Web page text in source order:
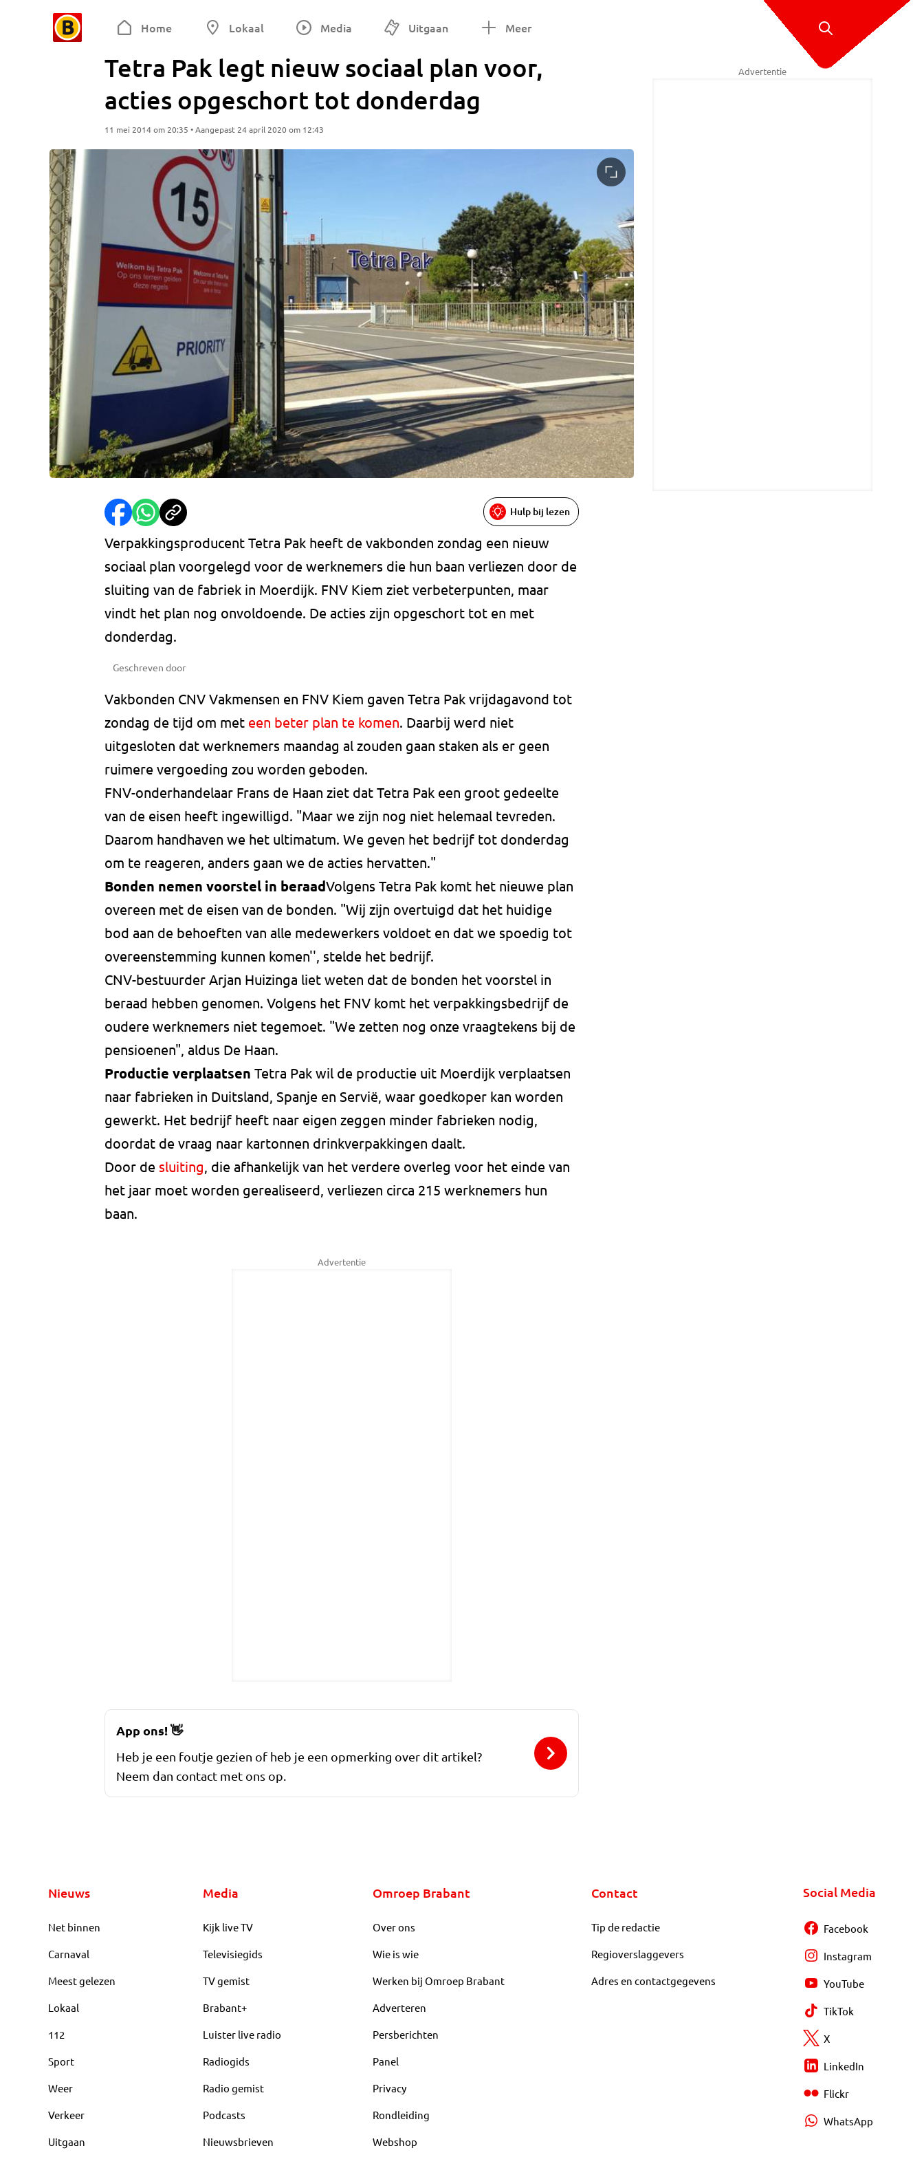
Home Lokaal Media Uitgaan Meer
Tetra Pak legt nieuw sociaal plan voor,
acties opgeschort tot donderdag
11 mei 2014 om 20:35 • Aangepast 24 april 2020 om 12:43
Hulp bij lezen
Verpakkingsproducent Tetra Pak heeft de vakbonden zondag een nieuw
sociaal plan voorgelegd voor de werknemers die hun baan verliezen door de
sluiting van de fabriek in Moerdijk. FNV Kiem ziet verbeterpunten, maar
vindt het plan nog onvoldoende. De acties zijn opgeschort tot en met
donderdag.
Geschreven door
Vakbonden CNV Vakmensen en FNV Kiem gaven Tetra Pak vrijdagavond tot
zondag de tijd om met een beter plan te komen. Daarbij werd niet
uitgesloten dat werknemers maandag al zouden gaan staken als er geen
ruimere vergoeding zou worden geboden.
FNV-onderhandelaar Frans de Haan ziet dat Tetra Pak een groot gedeelte
van de eisen heeft ingewilligd. "Maar we zijn nog niet helemaal tevreden.
Daarom handhaven we het ultimatum. We geven het bedrijf tot donderdag
om te reageren, anders gaan we de acties hervatten."
Bonden nemen voorstel in beraadVolgens Tetra Pak komt het nieuwe plan
overeen met de eisen van de bonden. "Wij zijn overtuigd dat het huidige
bod aan de behoeften van alle medewerkers voldoet en dat we spoedig tot
overeenstemming kunnen komen'', stelde het bedrijf.
CNV-bestuurder Arjan Huizinga liet weten dat de bonden het voorstel in
beraad hebben genomen. Volgens het FNV komt het verpakkingsbedrijf de
oudere werknemers niet tegemoet. "We zetten nog onze vraagtekens bij de
pensioenen", aldus De Haan.
Productie verplaatsen Tetra Pak wil de productie uit Moerdijk verplaatsen
naar fabrieken in Duitsland, Spanje en Servië, waar goedkoper kan worden
gewerkt. Het bedrijf heeft naar eigen zeggen minder fabrieken nodig,
doordat de vraag naar kartonnen drinkverpakkingen daalt.
Door de sluiting, die afhankelijk van het verdere overleg voor het einde van
het jaar moet worden gerealiseerd, verliezen circa 215 werknemers hun
baan.
Advertentie
Advertentie
App ons!👋
Heb je een foutje gezien of heb je een opmerking over dit artikel?
Neem dan contact met ons op.
Nieuws
Net binnen
Carnaval
Meest gelezen
Lokaal
112
Sport
Weer
Verkeer
Uitgaan
Media
Kijk live TV
Televisiegids
TV gemist
Brabant+
Luister live radio
Radiogids
Radio gemist
Podcasts
Nieuwsbrieven
Omroep Brabant
Over ons
Wie is wie
Werken bij Omroep Brabant
Adverteren
Persberichten
Panel
Privacy
Rondleiding
Webshop
Contact
Tip de redactie
Regioverslaggevers
Adres en contactgegevens
Social Media
Facebook
Instagram
YouTube
TikTok
X
LinkedIn
Flickr
WhatsApp